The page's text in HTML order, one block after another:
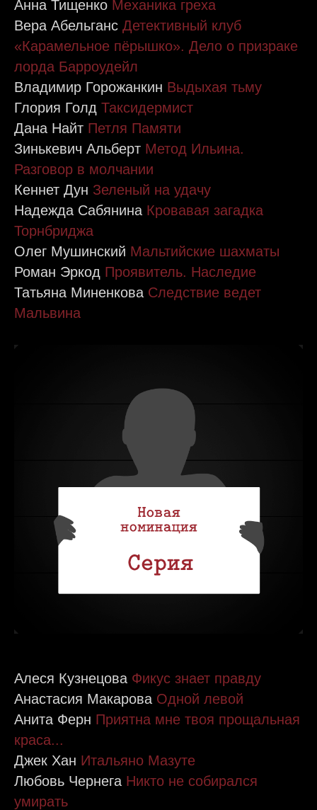
Анна Тищенко Механика греха
Вера Абельганс Детективный клуб
«Карамельное пёрышко». Дело о призраке
лорда Барроудейл
Владимир Горожанкин Выдыхая тьму
Глория Голд Таксидермист
Дана Найт Петля Памяти
Зинькевич Альберт Метод Ильина.
Разговор в молчании
Кеннет Дун Зеленый на удачу
Надежда Сабянина Кровавая загадка
Торнбриджа
Олег Мушинский Мальтийские шахматы
Роман Эркод Проявитель. Наследие
Татьяна Миненкова Следствие ведет
Мальвина
Алеся Кузнецова Фикус знает правду
Анастасия Макарова Одной левой
Анита Ферн Приятна мне твоя прощальная
краса...
Джек Хан Итальяно Мазуте
Любовь Чернега Никто не собирался
умирать